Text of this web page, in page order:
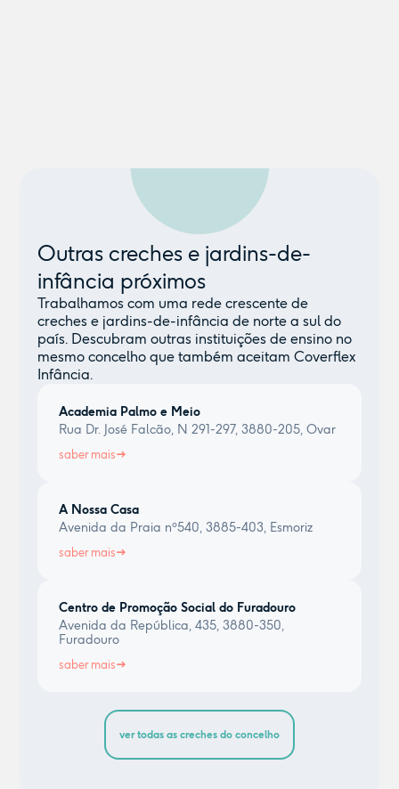
Outras creches e jardins-de-
infância próximos
Trabalhamos com uma rede crescente de
creches e jardins-de-infância de norte a sul do
país. Descubram outras instituições de ensino no
mesmo concelho que também aceitam Coverflex
Infância.
Academia Palmo e Meio
Rua Dr. José Falcão, N 291-297, 3880-205, Ovar
saber mais
A Nossa Casa
Avenida da Praia nº540, 3885-403, Esmoriz
saber mais
Centro de Promoção Social do Furadouro
Avenida da República, 435, 3880-350,
Furadouro
saber mais
ver todas as creches do concelho